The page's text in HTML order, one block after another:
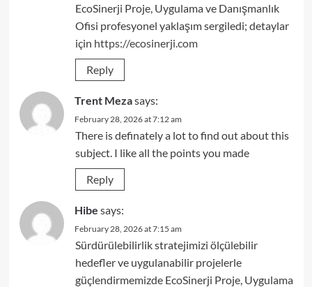
EcoSinerji Proje, Uygulama ve Danışmanlık
Ofisi profesyonel yaklaşım sergiledi; detaylar
için https://ecosinerji.com
Reply
Trent Mezasays:
February 28, 2026 at 7:12 am
There is definately a lot to find out about this
subject. I like all the points you made
Reply
Hibe says:
February 28, 2026 at 7:15 am
Sürdürülebilirlik stratejimizi ölçülebilir
hedefler ve uygulanabilir projelerle
güçlendirmemizde EcoSinerji Proje, Uygulama